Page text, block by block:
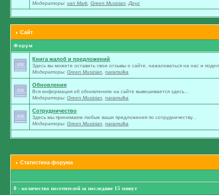
Модераторы:van Mark ,Green Musician ,Друг
Сайт
Форум
Книга жалоб и предложений
Здесь вы можете оставить свои отзывы о сайте, нажаловаться на нас и
Модераторы:Green Musician ,naramulka
Обновления
Вся информация об обновлениях на сайте вывешивается здесь...
Модераторы:Green Musician ,naramulka
Сотрудничество
Здесь мы принимаем любые ваши предложения по сотрудничеству...
Модераторы:Green Musician ,naramulka
Статистика форума
0 - количество посетителей за последние 15 минут